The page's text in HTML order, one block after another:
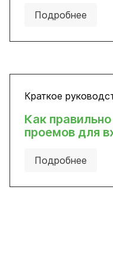
Подробнее
Краткое
Как
проемов для
Подробнее